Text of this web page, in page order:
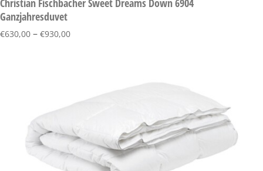
Ganzjahresduvet
€630,00 – €930,00